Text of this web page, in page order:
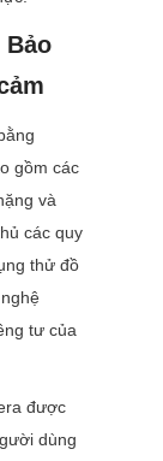
Bảo
gồm các
và
các quy
thử đồ
tư của
được
dùng